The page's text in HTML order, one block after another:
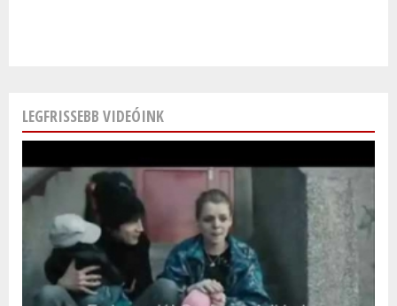
LEGFRISSEBB VIDEÓINK